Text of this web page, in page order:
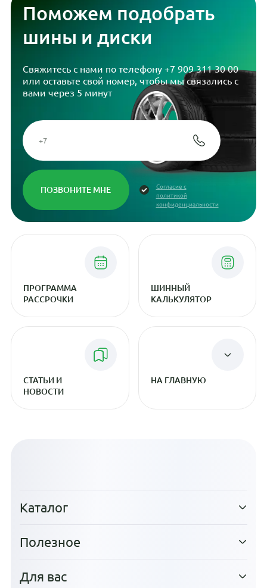
Поможем подобрать
шины и диски
Свяжитесь с нами по телефону +7 909 311 30 00
или оставьте свой номер, чтобы мы связались с
вами через 5 минут
Согласие с
политикой
конфиденциальности
ПРОГРАММА
РАССРОЧКИ
ШИННЫЙ
КАЛЬКУЛЯТОР
СТАТЬИ И
НОВОСТИ
НА ГЛАВНУЮ
Каталог
Полезное
Для вас